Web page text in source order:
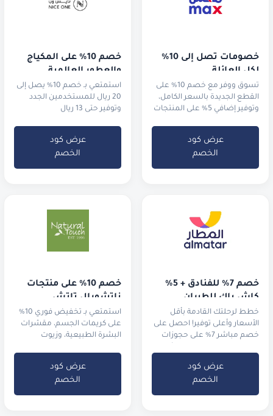
خصومات تصل إلى 10%
لكل العائلة
تسوق ووفر مع خصم 10% على
القطع الجديدة بالسعر الكامل،
وتوفير إضافي 5% على المنتجات
عرض كود
الخصم
خصم 10% على المكياج
والعطور العالمية
استمتعي بـ خصم 10% يصل إلى
20 ريال للمستخدمين الجدد
وتوفير حتى 13 ريال
عرض كود
الخصم
خصم 7% للفنادق + 5%
كاش باك للطيران
خطط لرحلتك القادمة بأقل
الأسعار وأعلى توفير! احصل على
خصم مباشر 7% على حجوزات
عرض كود
الخصم
خصم 10% على منتجات
ناتشورال تاتش
استمتعي بـ تخفيض فوري 10%
على كريمات الجسم، مقشرات
البشرة الطبيعية، وزيوت
عرض كود
الخصم